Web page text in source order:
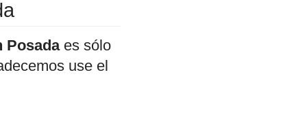
Posadaes sólo
use el